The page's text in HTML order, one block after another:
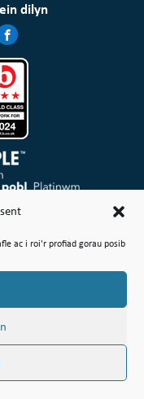
ac i roi'r profiad gorau posib
dilyn
Nghymru a Lloegr gyda rheolau elusennol
a Chymdeithasau Budd
& Cyfreithiol Gwneud Safiad
2026